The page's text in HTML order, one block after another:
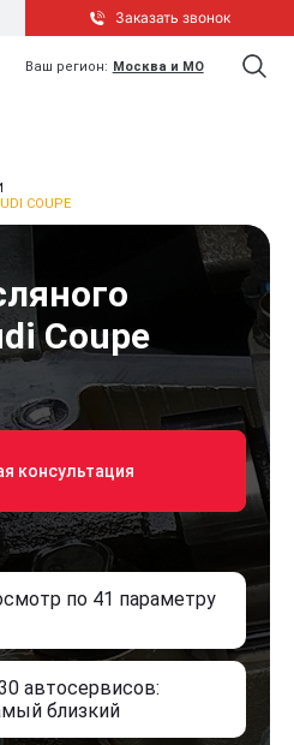
Заказать звонок
Ваш регион: Москва и МО
COUPE
Coupe
консультация
по 41 параметру
автосервисов:
близкий